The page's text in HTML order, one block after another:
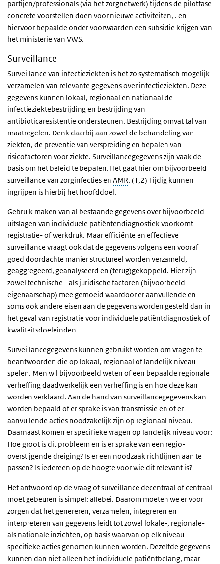
partijen/professionals (via het zorgnetwerk) tijdens de pilotfase
concrete voorstellen doen voor nieuwe activiteiten, . en
hiervoor bepaalde onder voorwaarden een subsidie krijgen van
het ministerie van VWS.
Surveillance
Surveillance van infectieziekten is het zo systematisch mogelijk
verzamelen van relevante gegevens over infectieziekten. Deze
gegevens kunnen lokaal, regionaal en nationaal de
infectieziektebestrijding en bestrijding van
antibioticaresistentie ondersteunen. Bestrijding omvat tal van
maatregelen. Denk daarbij aan zowel de behandeling van
ziekten, de preventie van verspreiding en bepalen van
risicofactoren voor ziekte. Surveillancegegevens zijn vaak de
basis om het beleid te bepalen. Het gaat hier om bijvoorbeeld
surveillance van zorginfecties en AMR. (1,2) Tijdig kunnen
ingrijpen is hierbij het hoofddoel.
Gebruik maken van al bestaande gegevens over bijvoorbeeld
uitslagen van individuele patiëntendiagnostiek voorkomt
registratie- of werkdruk. Maar efficiënte en effectieve
surveillance vraagt ook dat de gegevens volgens een vooraf
goed doordachte manier structureel worden verzameld,
geaggregeerd, geanalyseerd en (terug)gekoppeld. Hier zijn
zowel technische - als juridische factoren (bijvoorbeeld
eigenaarschap) mee gemoeid waardoor er aanvullende en
soms ook andere eisen aan de gegevens worden gesteld dan in
het geval van registratie voor individuele patiëntdiagnostiek of
kwaliteitsdoeleinden.
Surveillancegegevens kunnen gebruikt worden om vragen te
beantwoorden die op lokaal, regionaal of landelijk niveau
spelen. Men wil bijvoorbeeld weten of een bepaalde regionale
verheffing daadwerkelijk een verheffing is en hoe deze kan
worden verklaard. Aan de hand van surveillancegegevens kan
worden bepaald of er sprake is van transmissie en of er
aanvullende acties noodzakelijk zijn op regionaal niveau.
Daarnaast komen er specifieke vragen op landelijk niveau voor:
Hoe groot is dit probleem en is er sprake van een regio-
overstijgende dreiging? Is er een noodzaak richtlijnen aan te
passen? Is iedereen op de hoogte voor wie dit relevant is?
Het antwoord op de vraag of surveillance decentraal of centraal
moet gebeuren is simpel: allebei. Daarom moeten we er voor
zorgen dat het genereren, verzamelen, integreren en
interpreteren van gegevens leidt tot zowel lokale-, regionale-
als nationale inzichten, op basis waarvan op elk niveau
specifieke acties genomen kunnen worden. Dezelfde gegevens
kunnen dan niet alleen het individuele patiëntbelang, maar